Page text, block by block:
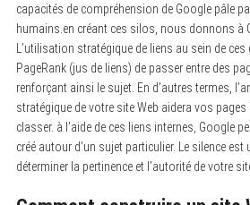
capacités de compréhension de Google pâle
humains.en créant ces silos, nous donnons à
L’utilisation stratégique de liens au sein de
PageRank (jus de liens) de passer entre des
renforçant ainsi le sujet. En d’autres termes,
stratégique de votre site Web aidera vos
classer. à l’aide de ces liens internes, Google
créé autour d’un sujet particulier. Le silence
déterminer la pertinence et l’autorité de votre